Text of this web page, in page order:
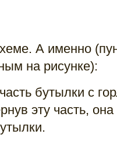
А именно
на рисунке):
бутылки с
эту часть,